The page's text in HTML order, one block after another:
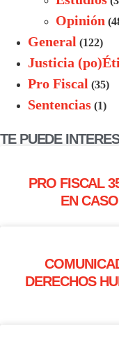
Opinión
General (122)
Justicia
Pro Fiscal (35)
Sentencias (1)
TE PUEDE
PRO FISCAL
EN
DERECHOS